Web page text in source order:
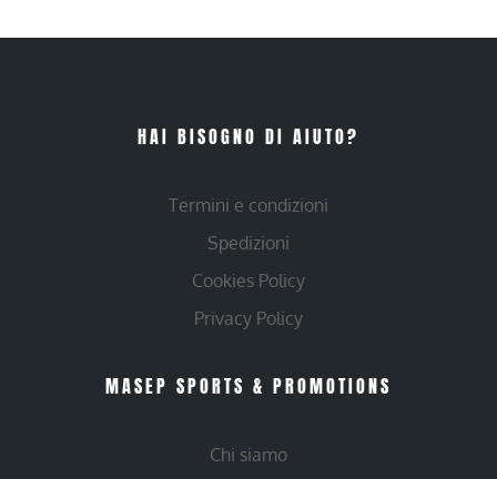
HAI BISOGNO DI AIUTO?
Termini e condizioni
Spedizioni
Cookies Policy
Privacy Policy
MASEP SPORTS & PROMOTIONS
Chi siamo